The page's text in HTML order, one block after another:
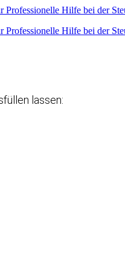
Professionelle Hilfe bei der
Professionelle Hilfe bei der
lassen: